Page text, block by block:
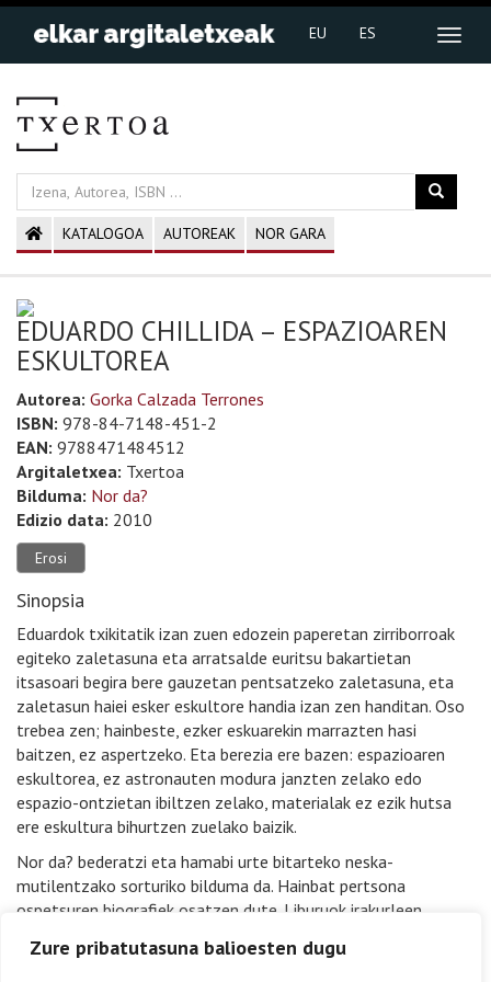
Zure pribatutasuna balioesten dugu
EU ES
KATALOGOA AUTOREAK NOR GARA
EDUARDO CHILLIDA – ESPAZIOAREN
ESKULTOREA
Autorea: Gorka Calzada Terrones
ISBN: 978-84-7148-451-2
EAN: 9788471484512
Argitaletxea: Txertoa
Bilduma: Nor da?
Edizio data: 2010
Erosi
Sinopsia
Eduardok txikitatik izan zuen edozein paperetan zirriborroak
egiteko zaletasuna eta arratsalde euritsu bakartietan
itsasoari begira bere gauzetan pentsatzeko zaletasuna, eta
zaletasun haiei esker eskultore handia izan zen handitan. Oso
trebea zen; hainbeste, ezker eskuarekin marrazten hasi
baitzen, ez aspertzeko. Eta berezia ere bazen: espazioaren
eskultorea, ez astronauten modura janzten zelako edo
espazio-ontzietan ibiltzen zelako, materialak ez ezik hutsa
ere eskultura bihurtzen zuelako baizik.
Nor da? bederatzi eta hamabi urte bitarteko neska-
mutilentzako sorturiko bilduma da. Hainbat pertsona
ospetsuren biografiek osatzen dute. Liburuok irakurleen
eranskin gisa, ariketa entretenigarri eta informazio osagarri